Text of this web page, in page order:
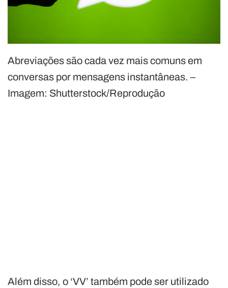
Abreviações são cada vez mais comuns em
conversas por mensagens instantâneas. –
Imagem: Shutterstock/Reprodução
Além disso, o ‘VV’ também pode ser utilizado